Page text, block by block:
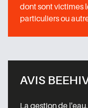
dont sont victimes
particuliers ou
AVIS
La gestion de